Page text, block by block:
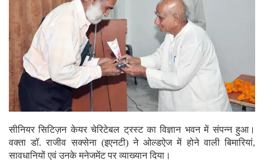
सीनियर सिटिज़न केयर चेरिटेबल ट्रस्ट का विज्ञान भवन में संपन्न हुआ।
वक्ता डॉ. राजीव सक्सेना (इएनटी) ने ओल्डऐज में होने वाली बिमारियां,
सावधानियों एवं उनके मनेजमेंट पर व्याख्यान दिया।